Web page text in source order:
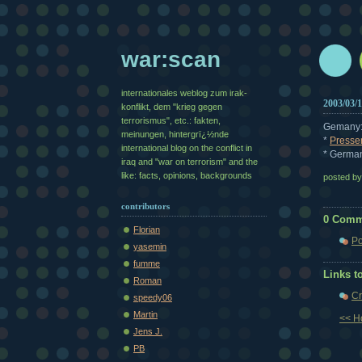
2003/03/
Gemany:
*
*
posted
0
Links
<<
war:scan
internationales weblog zum irak-
konflikt, dem "krieg gegen
terrorismus", etc.: fakten,
meinungen, hintergrï¿½nde
international blog on the conflict in
iraq and "war on terrorism" and the
like: facts, opinions, backgrounds
contributors
Florian
yasemin
fumme
Roman
speedy06
Martin
Jens J.
PB